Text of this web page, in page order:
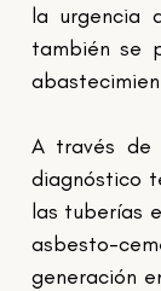
la urgencia
también se
A través de
diagnóstico
las tuberías
asbesto-
generación